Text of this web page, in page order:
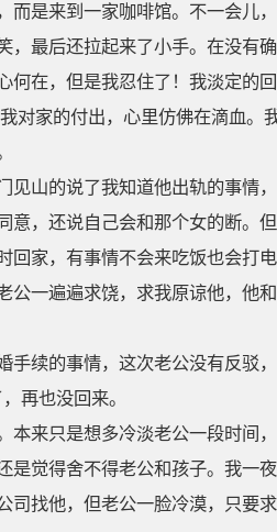
而是来到一家咖啡馆。不一会儿
，最后还拉起来了小手。在没有
何在，但是我忍住了！我淡定的
对家的付出，心里仿佛在滴血
见山的说了我知道他出轨的事情
意，还说自己会和那个女的断。
回家，有事情不会来吃饭也会打
公一遍遍求饶，求我原谅他，他
手续的事情，这次老公没有反驳
再也没回来。
本来只是想多冷淡老公一段时间
是觉得舍不得老公和孩子。我一
司找他，但老公一脸冷漠，只要